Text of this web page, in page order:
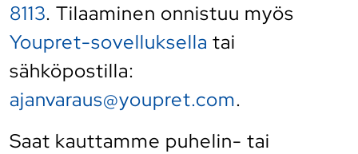
8113. Tilaaminen onnistuu myös
Youpret-sovelluksella tai
sähköpostilla:
ajanvaraus@youpret.com.
Saat kauttamme puhelin- tai